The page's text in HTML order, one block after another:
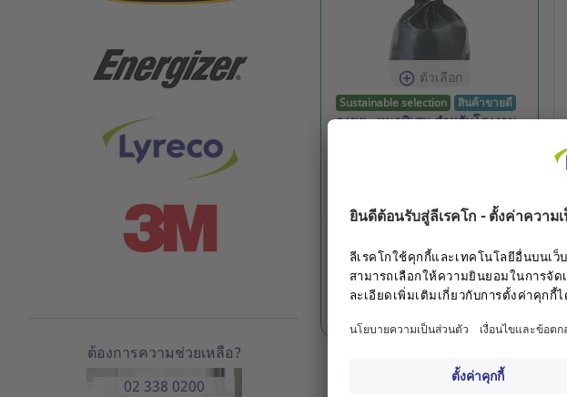
ต้องการความช่วยเหลือ?
02 338 0200
ตัวเลือก
Sustainable selection สินค้าขายดี
ถุงขยะ หนาพิเศษ สำหรับโรงงาน
Login / Register